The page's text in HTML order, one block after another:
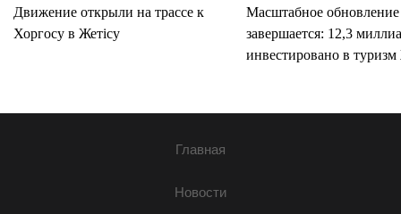
Движение открыли на трассе к
Хоргосу в Жетісу
Масштабное
завершается: 12,3
инвестировано в туризм
Главная
Новости